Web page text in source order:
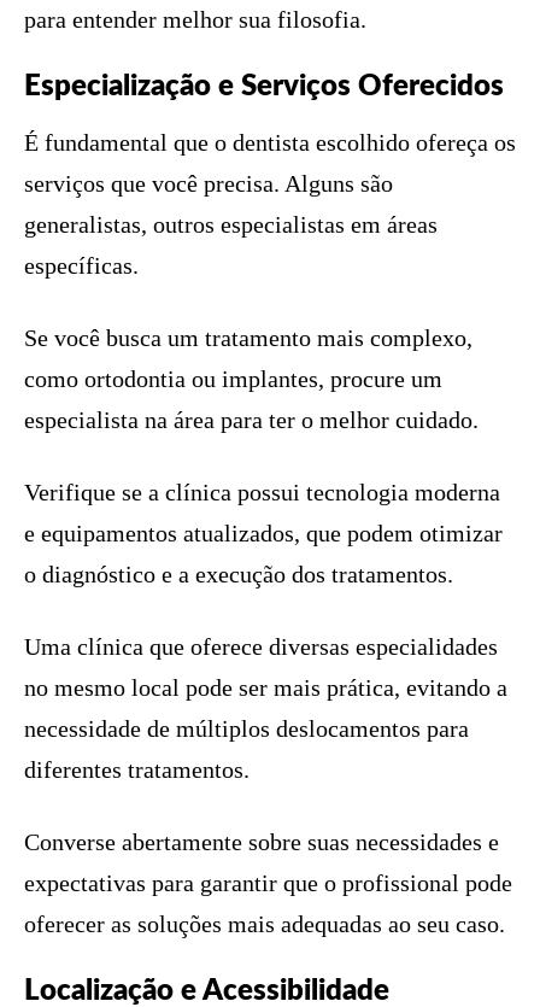
para entender melhor sua filosofia.
Especialização e Serviços Oferecidos
É fundamental que o dentista escolhido ofereça os
serviços que você precisa. Alguns são
generalistas, outros especialistas em áreas
específicas.
Se você busca um tratamento mais complexo,
como ortodontia ou implantes, procure um
especialista na área para ter o melhor cuidado.
Verifique se a clínica possui tecnologia moderna
e equipamentos atualizados, que podem otimizar
o diagnóstico e a execução dos tratamentos.
Uma clínica que oferece diversas especialidades
no mesmo local pode ser mais prática, evitando a
necessidade de múltiplos deslocamentos para
diferentes tratamentos.
Converse abertamente sobre suas necessidades e
expectativas para garantir que o profissional pode
oferecer as soluções mais adequadas ao seu caso.
Localização e Acessibilidade